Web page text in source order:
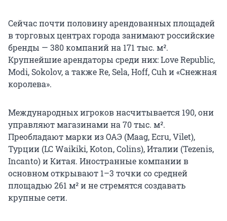
Сейчас почти половину арендованных площадей
в торговых центрах города занимают российские
бренды — 380 компаний на 171 тыс. м².
Крупнейшие арендаторы среди них: Love Republic,
Modi, Sokolov, а также Re, Sela, Hoff, Cuh и «Снежная
королева».
Международных игроков насчитывается 190, они
управляют магазинами на 70 тыс. м².
Преобладают марки из ОАЭ (Maag, Ecru, Vilet),
Турции (LC Waikiki, Koton, Colins), Италии (Tezenis,
Incanto) и Китая. Иностранные компании в
основном открывают 1–3 точки со средней
площадью 261 м² и не стремятся создавать
крупные сети.